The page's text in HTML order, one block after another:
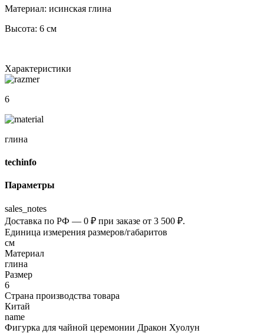
Материал: исинская глина
Высота: 6 см
Характеристики
6
глина
techinfo
Параметры
sales_notes
Доставка по РФ — 0 ₽ при заказе от 3 500 ₽.
Единица измерения размеров/габаритов
см
Материал
глина
Размер
6
Страна производства товара
Китай
name
Фигурка для чайной церемонии Дракон Хуолун